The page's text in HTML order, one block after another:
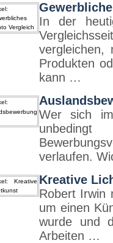
In der
vergleichen,
Produkten
kann …
Wer sich
verlaufen.
Kreative
Robert Irwin
um einen
wurde und
Arbeiten …